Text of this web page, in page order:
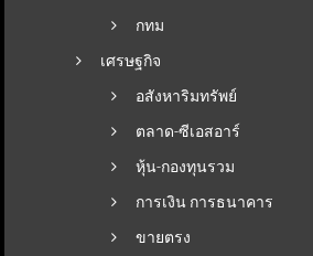
กทม
เศรษฐกิจ
อสังหาริมทรัพย์
ตลาด-ซีเอสอาร์
หุ้น-กองทุนรวม
การเงิน การธนาคาร
ขายตรง